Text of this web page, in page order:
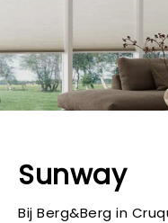
Sunway
Bij Berg&Berg in